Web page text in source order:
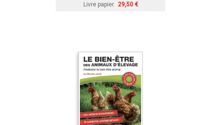
Livre papier 29,50 €